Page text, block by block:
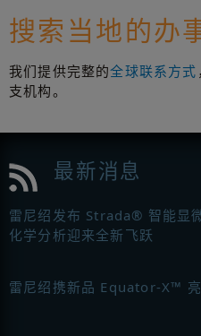
搜索当地的办
我们提供完整的全球联系方式
支机构。
最新消息
雷尼绍发布 Strada® 智能显
化学分析迎来全新飞跃
雷尼绍携新品 Equator-X™